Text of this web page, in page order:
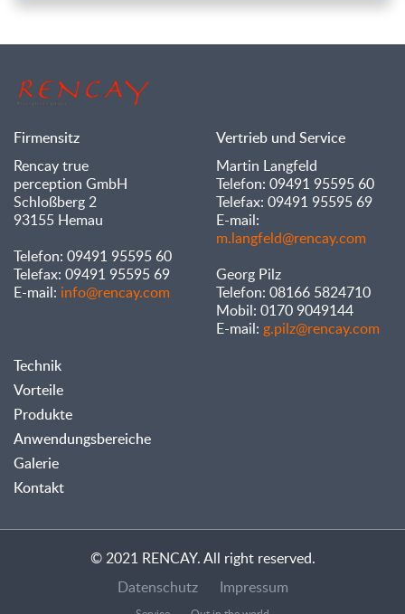
Firmensitz
Rencay true
perception GmbH
Schloßberg 2
93155 Hemau
Telefon: 09491 95595 60
Telefax: 09491 95595 69
E-mail: info@rencay.com
Vertrieb und Service
Martin Langfeld
Telefon: 09491 95595 60
Telefax: 09491 95595 69
E-mail:
m.langfeld@rencay.com
Georg Pilz
Telefon: 08166 5824710
Mobil: 0170 9049144
E-mail: g.pilz@rencay.com
Technik
Vorteile
Produkte
Anwendungsbereiche
Galerie
Kontakt
© 2021 RENCAY. All right reserved.
Datenschutz
Impressum